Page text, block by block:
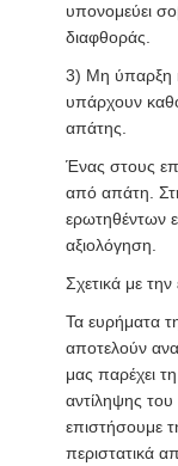
υπονομεύει
διαφθοράς.
3) Μη ύπαρξη
υπάρχουν
απάτης.
Ένας στους
από απάτη.
ερωτηθέντων
αξιολόγηση.
Σχετικά με την
Τα ευρήματα
αποτελούν
μας παρέχει
αντίληψης
επιστήσουμε
περιστατικά